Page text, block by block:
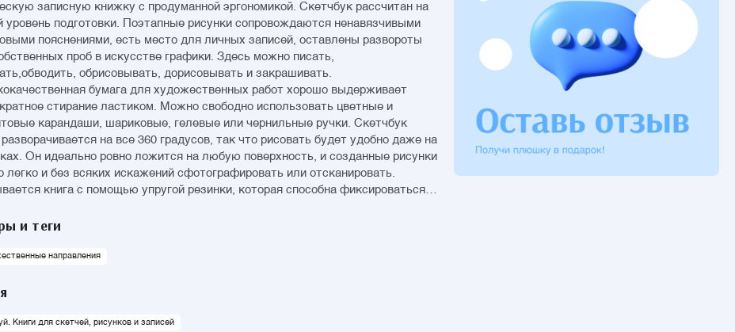
записную книжку с продуманной эргономикой. Скетчбук рассчитан на
уровень подготовки. Поэтапные рисунки сопровождаются ненавязчивыми
пояснениями, есть место для личных записей, оставлены развороты
проб в искусстве графики. Здесь можно писать,
обрисовывать, дорисовывать и закрашивать.
бумага для художественных работ хорошо выдерживает
стирание ластиком. Можно свободно использовать цветные и
карандаши, шариковые, гелевые или чернильные ручки. Скетчбук
разворачивается на все 360 градусов, так что рисовать будет удобно даже на
Он идеально ровно ложится на любую поверхность, и созданные рисунки
легко и без всяких искажений сфотографировать или отсканировать.
книга с помощью упругой резинки, которая способна фиксироваться
переносить карандаш или ручку. Твердая обложка гарантирует сохранность
и теги
направления
Книги для скетчей, рисунков и записей